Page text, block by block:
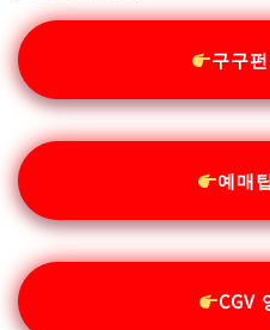
구구
예매
CGV